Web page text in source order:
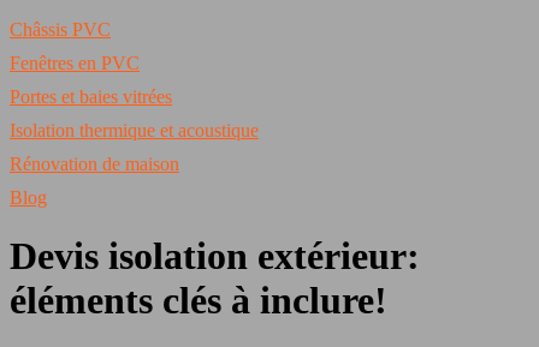
Châssis PVC
Fenêtres en PVC
Portes et baies vitrées
Isolation thermique et acoustique
Rénovation de maison
Blog
Devis isolation extérieur:
éléments clés à inclure!